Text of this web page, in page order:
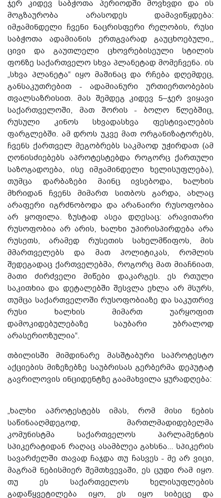
ჯერ კიდევ საბჭოთა პერიოდში მოვხვდი და ის
მოგზაურობა არასოდეს დამავიწყდება:
იმჟამინდელი ჩვენი ნაცრისფერი რელობის, რუსი
საბჭოთა ადამიანის ერთგვარად გაუცხოებული,,
ცივი და გაუთლელი ცხოვრებისეული სტილის
ფონზე საქართველო სხვა პლანეტად მომეჩვენა. ის
„სხვა პლანეტა“ იყო მაშინაც და რჩება დღემდეც,
განსაკუთრებით - ადამიანური ურთიერთობების
თვალსაზრისით. მას შემდეგ კიდევ 5–ჯერ ვიყავი
საქართველოში, მათ შორის - ბოლო წლებშიც,
რუსული კინოს სხვადასხვა ფესტივალების
ფარგლებში. ამ დროს უკვე მათ ორგანიზატორებს,
ჩვენს ქართველ მეგობრებს საკმაოდ უჭირდათ (ამ
ღონისძიებებს აპროტესტებდა როგორც ქართული
საზოგადოება, ისე იმჟამინდელი ხელისუფლება),
თუმცა დარბაზები მაინც ივსებოდა, ხალხის
მხრიდან ჩვენს მიმართ სითბოს გარდა, ახლაც
არაფერი იგრძნობოდა და არანაირი რუსოფობია
არ ყოფილა. ზუსტად ასეა დღესაც: არავითარი
რუსოფობია არ არის, ხალხი უპირისპირდება არა
რუსეთს, არამედ რუსეთის სახელმწიფოს, მის
მმართველებს და მათ პოლიტიკას, რომლის
შედეგადაც ქართველებმა, როგორც მათ მიაჩნიათ,
მათი ძირძველი მიწები დაკარგეს. ეს რთული
საკითხია და დეტალებში შესვლა ეხლა არ მსურს,
თუმცა საქართველოში რუსოფობიაზე და საკუთრივ
რუსი ხალხის მიმართ უარყოფით
დამოკიდებულებაზე საუბარი უბრალოდ
არასერიოზულია“.
თბილისში მიმდინარე მასშტაბური საპროტესტო
აქციების მიზეზებზე საუბრისას გერბერმა დეპუტატ
გავრილოვის ინციდენტზე გაამახვილა ყურადღება:
„ხალხი აპროტესტებს იმას, რომ მისი ნების
საწინააღმდეგოდ, მართლმადიდებელმა
კომუნისტმა საქართველოს პარლამენტის
სპიკერატიდან რაღაც ასამბლეა გახსნა... სპიკერის
სავარძელში თავად ჩაჯდა თუ ჩასვეს - მე არ ვიცი,
მაგრამ ნებისმიერ შემთხვევაში, ეს ცუდი რამ იყო.
თუ ეს საქართველოს ხელისუფლების
გადაწყვეტილება იყო, ეს იყო სიბეცე და